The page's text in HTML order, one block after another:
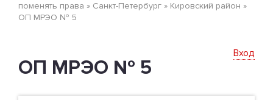
поменять права » Санкт-Петербург » Кировский район »
ОП МРЭО № 5
Вход
ОП МРЭО № 5